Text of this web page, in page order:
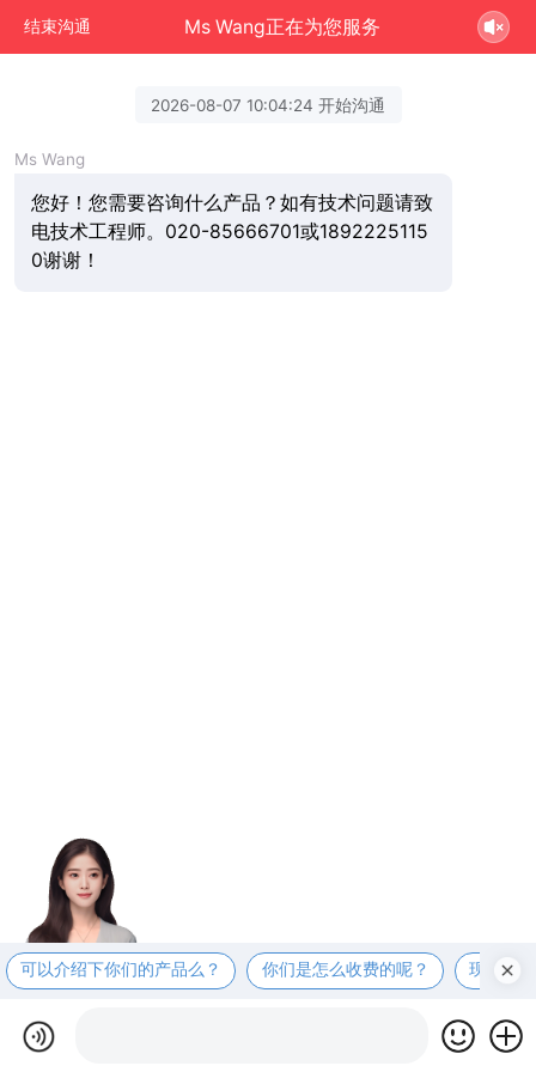
结束沟通 Ms Wang正在为您服务
2026-08-07 10:04:24 开始沟通
Ms Wang
您好！您需要咨询什么产品？如有技术问题请致
电技术工程师。020-85666701或1892225115
0谢谢！
可以介绍下你们的产品么？ 你们是怎么收费的呢？ 现在有